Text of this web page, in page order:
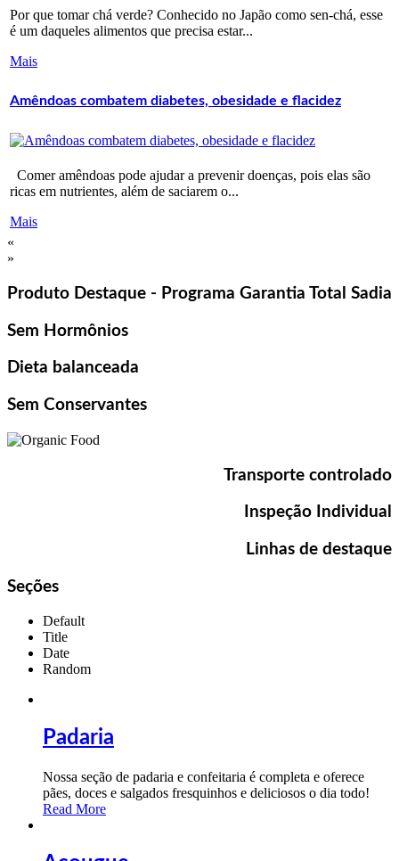
Por que tomar chá verde? Conhecido no Japão como sen-chá, esse
é um daqueles alimentos que precisa estar...
Mais
Amêndoas combatem diabetes, obesidade e flacidez
Comer amêndoas pode ajudar a prevenir doenças, pois elas são
ricas em nutrientes, além de saciarem o...
Mais
«
»
Produto Destaque - Programa Garantia Total Sadia
Sem Hormônios
Dieta balanceada
Sem Conservantes
Transporte controlado
Inspeção Individual
Linhas de destaque
Seções
Default
Title
Date
Random
Padaria
Nossa seção de padaria e confeitaria é completa e oferece
pães, doces e salgados fresquinhos e deliciosos o dia todo!
Read More